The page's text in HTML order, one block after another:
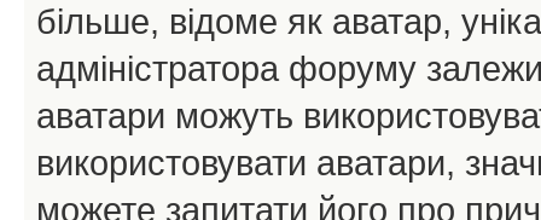
більше, відоме як аватар,
адміністратора форуму
аватари можуть
використовувати аватари,
можете запитати його про